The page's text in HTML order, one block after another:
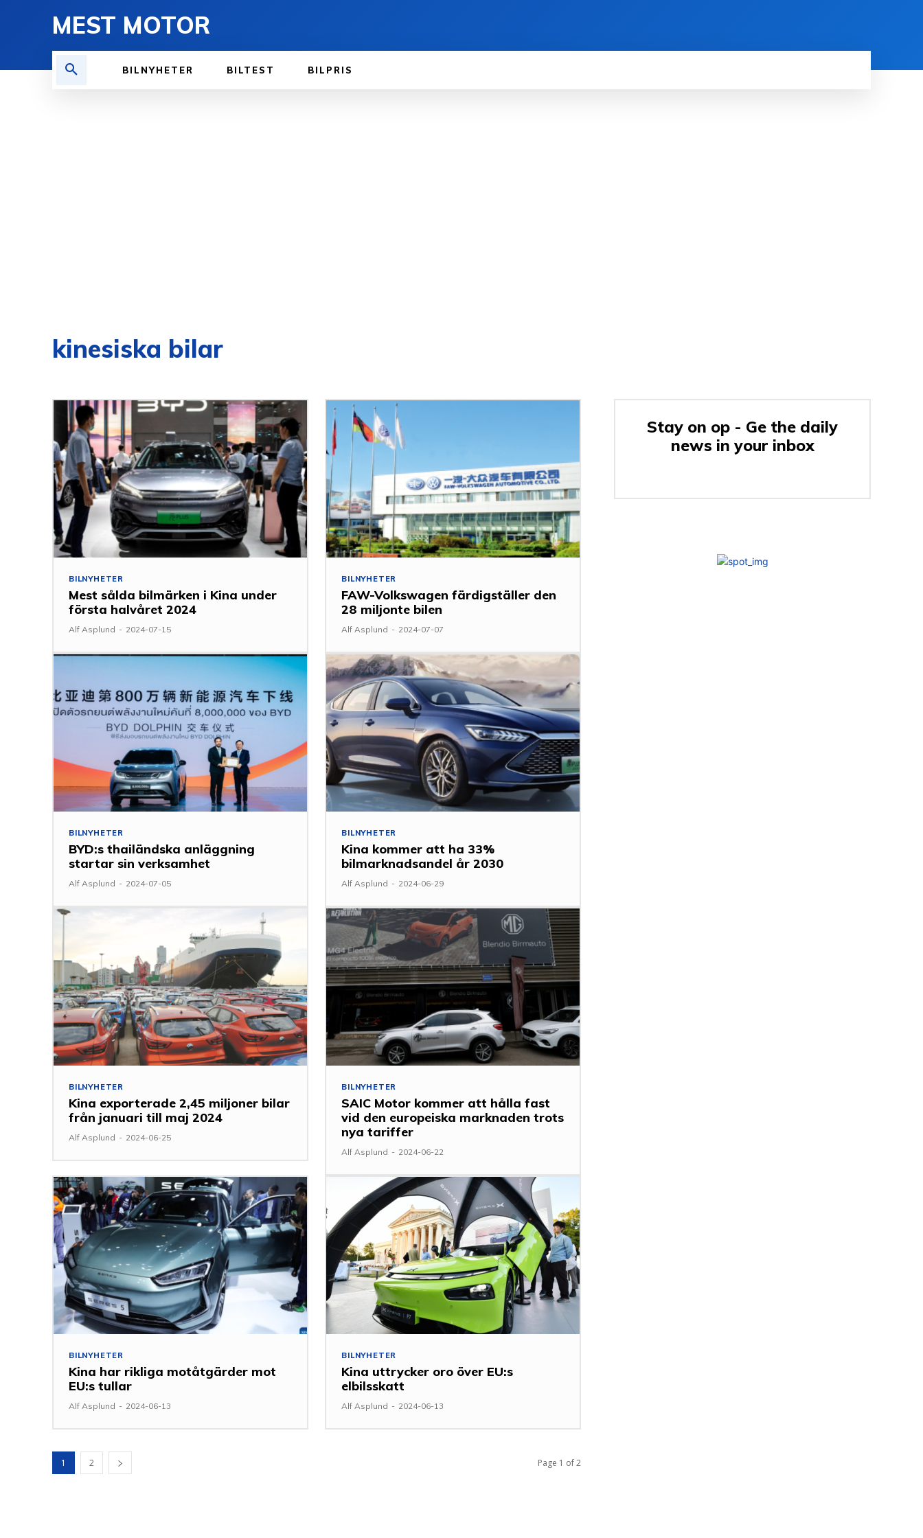
MEST MOTOR
BILNYHETER BILTEST BILPRIS
kinesiska bilar
BILNYHETER
Mest sålda bilmärken i Kina under
första halvåret 2024
Alf Asplund - 2024-07-15
BILNYHETER
FAW-Volkswagen färdigställer den
28 miljonte bilen
Alf Asplund - 2024-07-07
BILNYHETER
BYD:s thailändska anläggning
startar sin verksamhet
Alf Asplund - 2024-07-05
BILNYHETER
Kina kommer att ha 33%
bilmarknadsandel år 2030
Alf Asplund - 2024-06-29
BILNYHETER
Kina exporterade 2,45 miljoner bilar
från januari till maj 2024
Alf Asplund - 2024-06-25
BILNYHETER
SAIC Motor kommer att hålla fast
vid den europeiska marknaden trots
nya tariffer
Alf Asplund - 2024-06-22
BILNYHETER
Kina har rikliga motåtgärder mot
EU:s tullar
Alf Asplund - 2024-06-13
BILNYHETER
Kina uttrycker oro över EU:s
elbilsskatt
Alf Asplund - 2024-06-13
1 2 Page 1 of 2
Stay on op - Ge the daily
news in your inbox